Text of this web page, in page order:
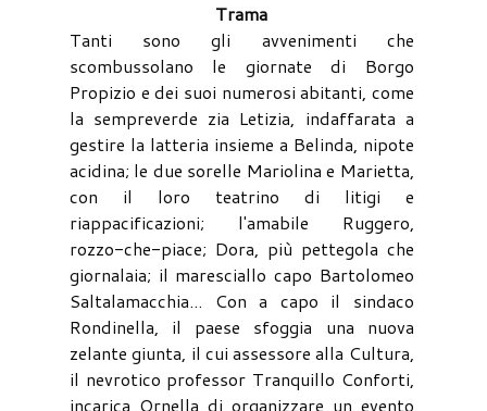
Trama
Tanti sono gli avvenimenti che
scombussolano le giornate di Borgo
Propizio e dei suoi numerosi abitanti, come
la sempreverde zia Letizia, indaffarata a
gestire la latteria insieme a Belinda, nipote
acidina; le due sorelle Mariolina e Marietta,
con il loro teatrino di litigi e
riappacificazioni; l'amabile Ruggero,
rozzo-che-piace; Dora, più pettegola che
giornalaia; il maresciallo capo Bartolomeo
Saltalamacchia... Con a capo il sindaco
Rondinella, il paese sfoggia una nuova
zelante giunta, il cui assessore alla Cultura,
il nevrotico professor Tranquillo Conforti,
incarica Ornella di organizzare un evento